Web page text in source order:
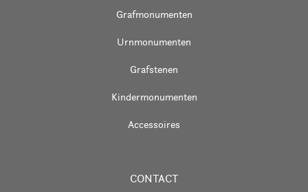
Grafmonumenten
Urnmonumenten
Grafstenen
Kindermonumenten
Accessoires
CONTACT